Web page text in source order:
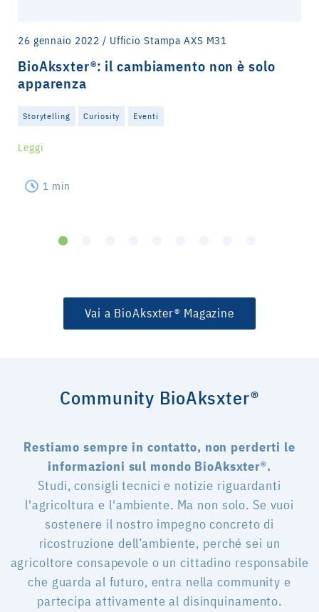
26 gennaio 2022 / Ufficio Stampa AXS M31
BioAksxter®: il cambiamento non è solo
apparenza
Storytelling Curiosity Eventi
Leggi
1 min
Vai a BioAksxter® Magazine
Community BioAksxter®
Restiamo sempre in contatto, non perderti le
informazioni sul mondo BioAksxter®.
Studi, consigli tecnici e notizie riguardanti
l'agricoltura e l'ambiente. Ma non solo. Se vuoi
sostenere il nostro impegno concreto di
ricostruzione dell’ambiente, perché sei un
agricoltore consapevole o un cittadino responsabile
che guarda al futuro, entra nella community e
partecipa attivamente al disinquinamento.